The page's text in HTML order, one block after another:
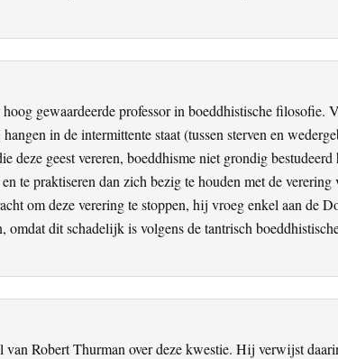
gewaardeerde professor in boeddhistische filosofie.
in de intermittente staat (tussen sterven en
deze geest vereren, boeddhisme niet grondig
te praktiseren dan zich bezig te houden met de verering
om deze verering te stoppen, hij vroeg enkel aan de
dit schadelijk is volgens de tantrisch
Robert Thurman over deze kwestie. Hij verwijst